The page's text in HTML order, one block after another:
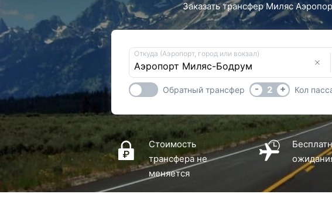
Заказать трансфер Миляс
Откуда (Аэропорт, город или вокзал)
Обратный трансфер - 2 + Кол
Стоимость
трансфера не
меняется